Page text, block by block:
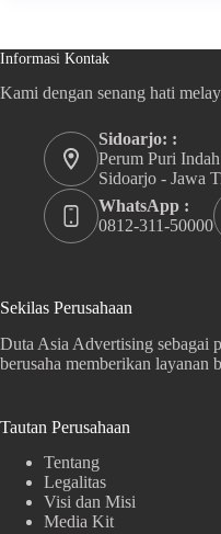
Informasi Kontak
Kami dengan senang hati
Sidoarjo: :
Perum Puri
Sidoarjo - Jawa
WhatsApp :
0812-311-50000
Sekilas Perusahaan
Duta Asia Advertising sebagai
berusaha memberikan layanan
Tautan Perusahaan
Tentang
Legalitas
Visi dan Misi
Media Kit